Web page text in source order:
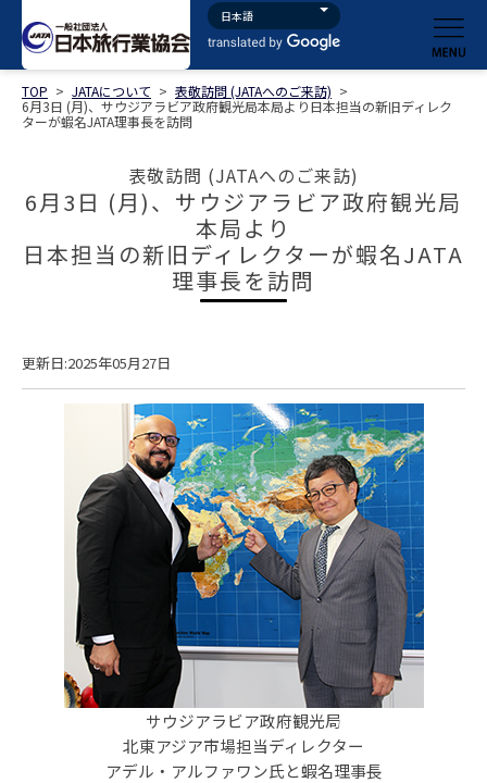
TOP > JATAについて > 表敬訪問 (JATAへのご来訪) >
6月3日 (月)、サウジアラビア政府観光局本局より日本担当の新旧ディレク
ターが蝦名JATA理事長を訪問
表敬訪問 (JATAへのご来訪)
6月3日 (月)、サウジアラビア政府観光局
本局より
日本担当の新旧ディレクターが蝦名JATA
理事長を訪問
更新日:2025年05月27日
サウジアラビア政府観光局
北東アジア市場担当ディレクター
アデル・アルファワン氏と蝦名理事長